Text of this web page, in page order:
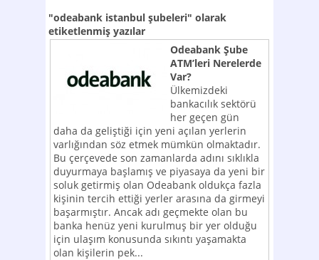
"odeabank istanbul şubeleri" olarak
etiketlenmiş yazılar
Odeabank Şube
ATM’leri Nerelerde
Var?
Ülkemizdeki
bankacılık sektörü
her geçen gün
daha da geliştiği için yeni açılan yerlerin
varlığından söz etmek mümkün olmaktadır.
Bu çerçevede son zamanlarda adını sıklıkla
duyurmaya başlamış ve piyasaya da yeni bir
soluk getirmiş olan Odeabank oldukça fazla
kişinin tercih ettiği yerler arasına da girmeyi
başarmıştır. Ancak adı geçmekte olan bu
banka henüz yeni kurulmuş bir yer olduğu
için ulaşım konusunda sıkıntı yaşamakta
olan kişilerin pek...